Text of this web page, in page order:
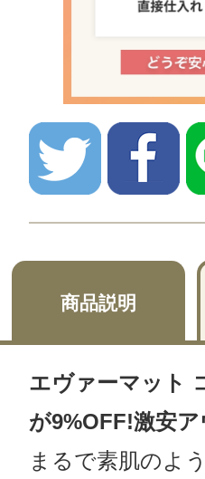
商品説明
エヴァーマット
が9%OFF!激安
まるで素肌のよ